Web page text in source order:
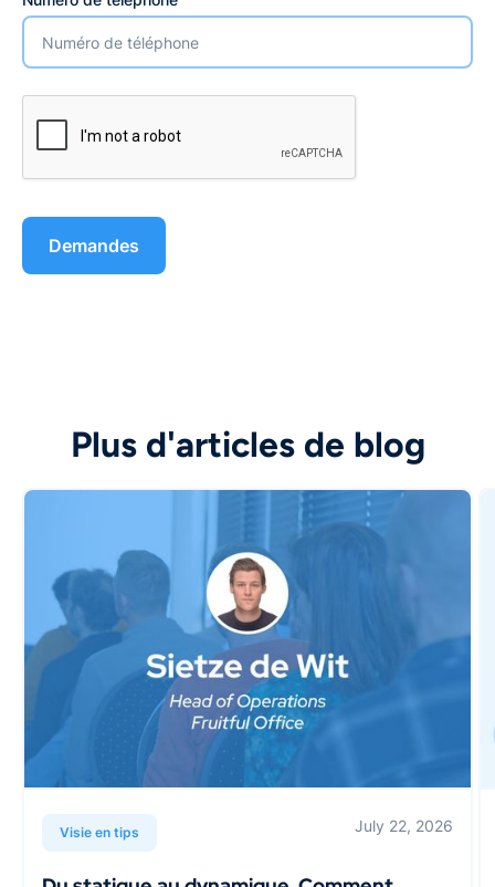
Plus d'articles de blog
Visie en tips July 22, 2026